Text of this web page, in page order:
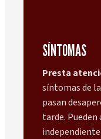
SÍNTOMAS
Presta
síntomas de
pasan
tarde.